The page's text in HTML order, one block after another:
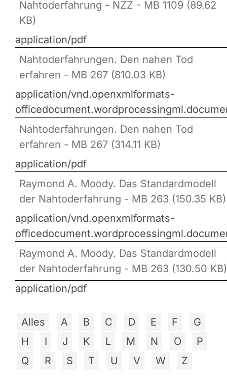
Nahtoderfahrung - NZZ - MB 1109 (89.62
KB)
application/pdf
Nahtoderfahrungen. Den nahen Tod
erfahren - MB 267 (810.03 KB)
application/vnd.openxmlformats-
Nahtoderfahrungen. Den nahen Tod
erfahren - MB 267 (314.11 KB)
application/pdf
Raymond A. Moody. Das Standardmodell
der Nahtoderfahrung - MB 263 (150.35 KB)
application/vnd.openxmlformats-
Raymond A. Moody. Das Standardmodell
der Nahtoderfahrung - MB 263 (130.50 KB)
application/pdf
Alles A B C D E F
G
H
I J K L M N O
P
Q
R S T U V W Z